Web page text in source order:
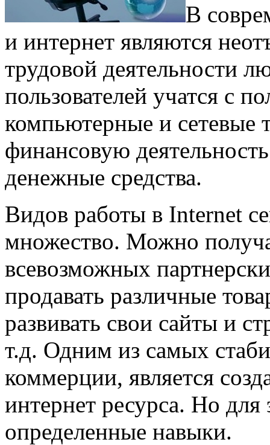
В
и интернет являются
трудовой деятельности
пользователей учатся с
компьютерные и сетевые
финансовую
денежные средства.
Видов работы в Internet
множество. Можно
всевозможных
продавать различные
развивать свои сайты и
т.д. Одним из самых
коммерции, является
интернет ресурса. Но
определенные навыки.